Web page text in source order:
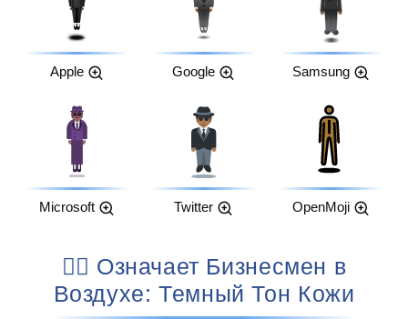
Apple Google Samsung
Microsoft Twitter OpenMoji
🕴🏾 Означает Бизнесмен в
Воздухе: Темный Тон Кожи